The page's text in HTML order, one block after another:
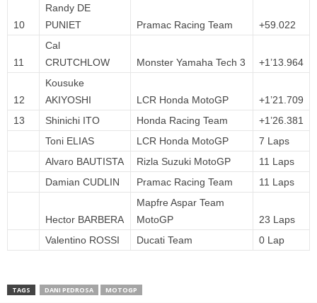
10
Randy DE
PUNIET
Pramac Racing Team +59.022
11
Cal
CRUTCHLOW
Monster Yamaha Tech 3 +1’13.964
12
Kousuke
AKIYOSHI
LCR Honda MotoGP
+1’21.709
13
Shinichi ITO Honda Racing Team
+1’26.381
Toni ELIAS
LCR Honda MotoGP
7 Laps
Alvaro BAUTISTA
Rizla Suzuki MotoGP
11 Laps
Damian CUDLIN
Pramac Racing Team 11 Laps
Hector BARBERA
Mapfre Aspar Team
MotoGP
23 Laps
Valentino ROSSI
Ducati Team 0 Lap
TAGS DANI PEDROSA MOTOGP